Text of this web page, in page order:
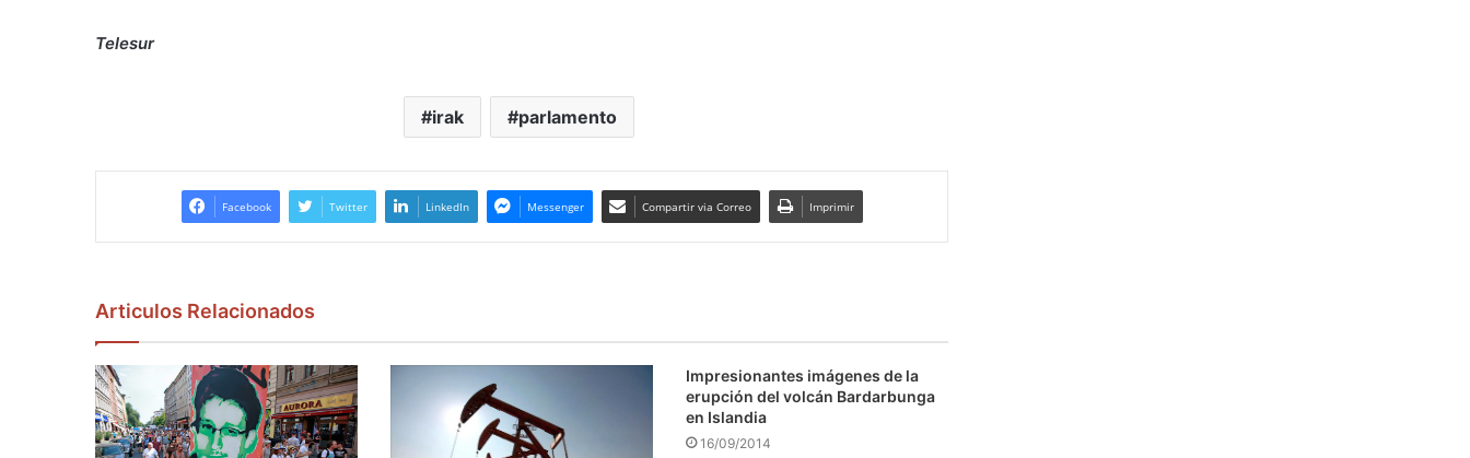
Telesur
irak parlamento
Facebook Twitter LinkedIn Messenger Compartir via Correo Imprimir
Articulos Relacionados
Impresionantes imágenes de la
erupción del volcán Bardarbunga
en Islandia
16/09/2014